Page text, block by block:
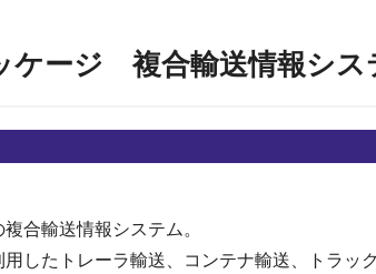
ケージ 複合輸送情報シス
合輸送情報システム。
用したトレーラ輸送、コンテナ輸送、トラッ